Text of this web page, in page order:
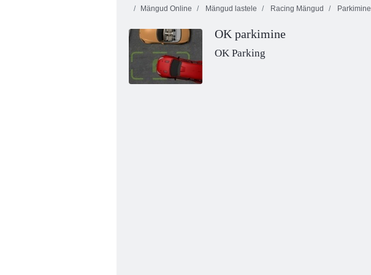
Mängud Online Mängud lastele Racing Mängud Parkimine
OK parkimine
OK Parking